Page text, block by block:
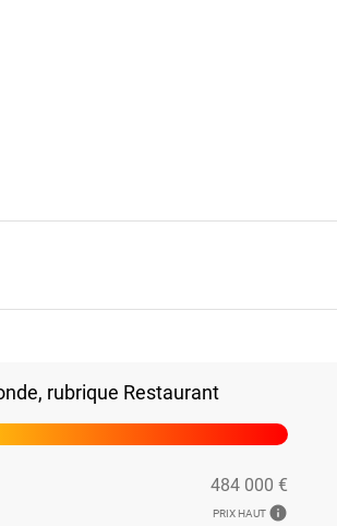
rubrique Restaurant
484 000 €
PRIX HAUT info